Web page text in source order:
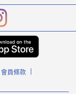
會員條款